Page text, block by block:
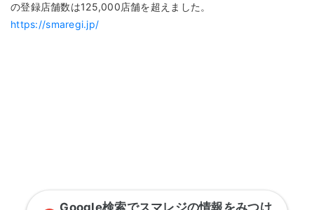
の登録店舗数は125,000店舗を超えました。
https://smaregi.jp/